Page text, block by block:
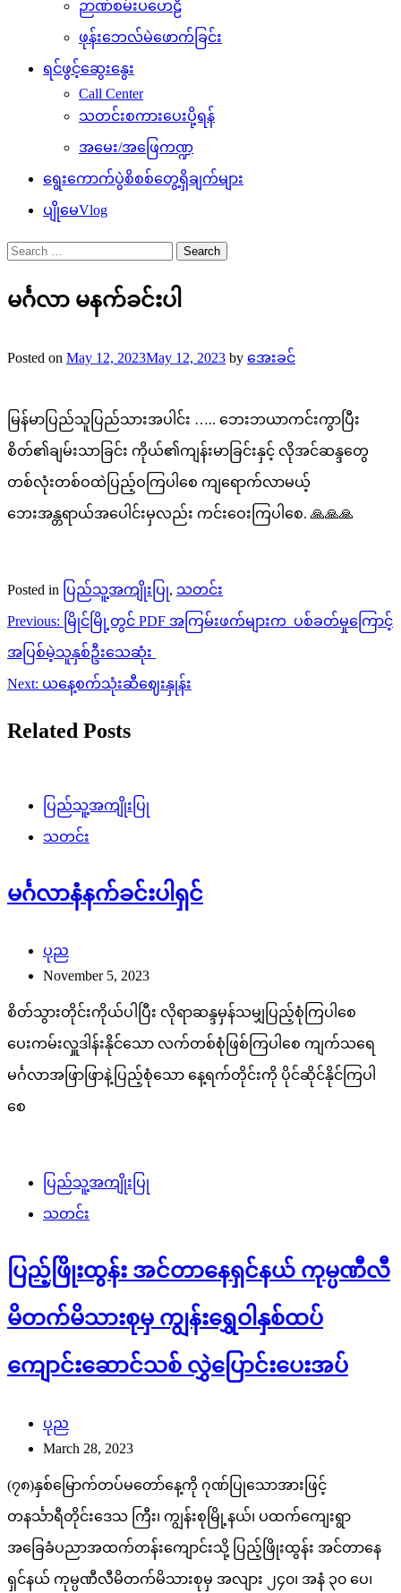
ဉာဏ်စမ်းပဟေဠိ
ဖုန်းဘေလ်မဲဖောက်ခြင်း
ရင်ဖွင့်ဆွေးနွေး
Call Center
သတင်းစကားပေးပို့ရန်
အမေး/အဖြေကဏ္ဍ
ရွေးကောက်ပွဲစိစစ်တွေ့ရှိချက်များ
ပျိုမေVlog
Search
for:
မင်္ဂလာ မနက်ခင်းပါ
Posted on May 12, 2023May 12, 2023 by အေးခင်
မြန်မာပြည်သူပြည်သားအပါင်း ….. ဘေးဘယာကင်းကွာပြီး
စိတ်၏ချမ်းသာခြင်း ကိုယ်၏ကျန်းမာခြင်းနှင့် လိုအင်ဆန္ဒတွေ
တစ်လုံးတစ်ဝထဲပြည့်ဝကြပါစေ ကျရောက်လာမယ့်
ဘေးအန္တရာယ်အပေါင်းမှလည်း ကင်းဝေးကြပါစေ. 🙏🙏🙏
Posted in ပြည်သူ့အကျိုးပြု, သတင်း
Post
navigation
Previous: မြိုင်မြို့တွင် PDF အကြမ်းဖက်များက ပစ်ခတ်မှုကြောင့်
အပြစ်မဲ့သူနှစ်ဦးသေဆုံး
Next: ယနေ့စက်သုံးဆီဈေးနှုန်း
Related Posts
ပြည်သူ့အကျိုးပြု
သတင်း
မင်္ဂလာနံနက်ခင်းပါရှင်
ပုည
November 5, 2023
စိတ်သွားတိုင်းကိုယ်ပါပြီး လိုရာဆန္ဒမှန်သမျှပြည့်စုံကြပါစေ
ပေးကမ်းလှူဒါန်းနိုင်သော လက်တစ်စုံဖြစ်ကြပါစေ ကျက်သရေ
မင်္ဂလာအဖြာဖြာနဲ့ပြည့်စုံသော နေ့ရက်တိုင်းကို ပိုင်ဆိုင်နိုင်ကြပါ
စေ
ပြည်သူ့အကျိုးပြု
သတင်း
ပြည့်ဖြိုးထွန်း အင်တာနေရှင်နယ် ကုမ္ပဏီလီ
မိတက်မိသားစုမှ ကျွန်းရွှေဝါနှစ်ထပ်
ကျောင်းဆောင်သစ် လွှဲပြောင်းပေးအပ်
ပုည
March 28, 2023
(၇၈)နှစ်မြောက်တပ်မတော်နေ့ကို ဂုဏ်ပြုသောအားဖြင့်
တနင်္သာရီတိုင်းဒေသ ကြီး၊ ကျွန်းစုမြို့နယ်၊ ပထက်ကျေးရွာ
အခြေခံပညာအထက်တန်းကျောင်းသို့ ပြည့်ဖြိုးထွန်း အင်တာနေ
ရှင်နယ် ကုမ္ပဏီလီမိတက်မိသားစုမှ အလျား ၂၄၀၊ အနံ ၃၀ ပေ၊